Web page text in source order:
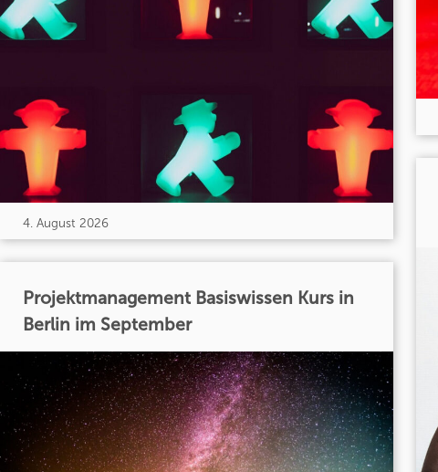
4. August 2026
Projektmanagement Basiswissen Kurs in
Berlin im September